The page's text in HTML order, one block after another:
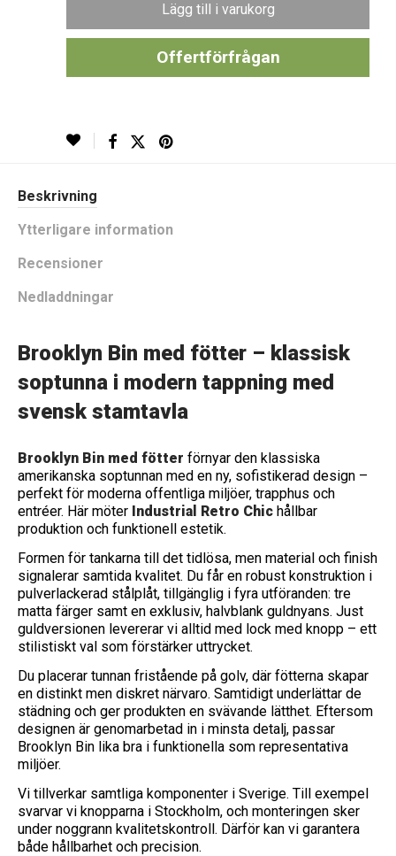
Lägg till i varukorg
Offertförfrågan
Beskrivning
Ytterligare information
Recensioner
Nedladdningar
Brooklyn Bin med fötter – klassisk
soptunna i modern tappning med
svensk stamtavla
Brooklyn Bin med fötter förnyar den klassiska
amerikanska soptunnan med en ny, sofistikerad design –
perfekt för moderna offentliga miljöer, trapphus och
entréer. Här möter Industrial Retro Chic hållbar
produktion och funktionell estetik.
Formen för tankarna till det tidlösa, men material och finish
signalerar samtida kvalitet. Du får en robust konstruktion i
pulverlackerad stålplåt, tillgänglig i fyra utföranden: tre
matta färger samt en exklusiv, halvblank guldnyans. Just
guldversionen levererar vi alltid med lock med knopp – ett
stilistiskt val som förstärker uttrycket.
Du placerar tunnan fristående på golv, där fötterna skapar
en distinkt men diskret närvaro. Samtidigt underlättar de
städning och ger produkten en svävande lätthet. Eftersom
designen är genomarbetad in i minsta detalj, passar
Brooklyn Bin lika bra i funktionella som representativa
miljöer.
Vi tillverkar samtliga komponenter i Sverige. Till exempel
svarvar vi knopparna i Stockholm, och monteringen sker
under noggrann kvalitetskontroll. Därför kan vi garantera
både hållbarhet och precision.